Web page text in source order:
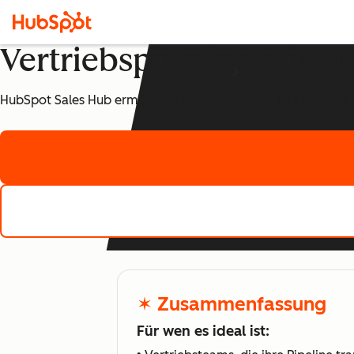
Vertriebspipeline mit
HubSpot Sales Hub ermöglicht Vertriebsteams, ihre
✶ Zusammenfassung
Für wen es ideal ist: